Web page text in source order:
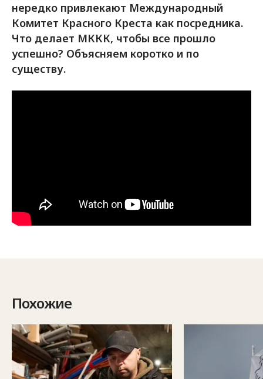
нередко привлекают Международный
Комитет Красного Креста как посредника.
Что делает МККК, чтобы все прошло
успешно? Объясняем коротко и по
существу.
Похожие